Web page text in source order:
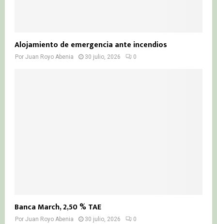
Alojamiento de emergencia ante incendios
Por Juan Royo Abenia 30 julio, 2026 0
Banca March, 2,50 % TAE
Por Juan Royo Abenia 30 julio, 2026 0